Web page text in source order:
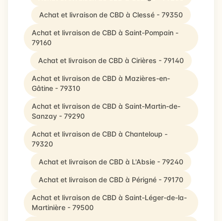
Achat et livraison de CBD à Clessé - 79350
Achat et livraison de CBD à Saint-Pompain -
79160
Achat et livraison de CBD à Cirières - 79140
Achat et livraison de CBD à Mazières-en-
Gâtine - 79310
Achat et livraison de CBD à Saint-Martin-de-
Sanzay - 79290
Achat et livraison de CBD à Chanteloup -
79320
Achat et livraison de CBD à L'Absie - 79240
Achat et livraison de CBD à Périgné - 79170
Achat et livraison de CBD à Saint-Léger-de-la-
Martinière - 79500